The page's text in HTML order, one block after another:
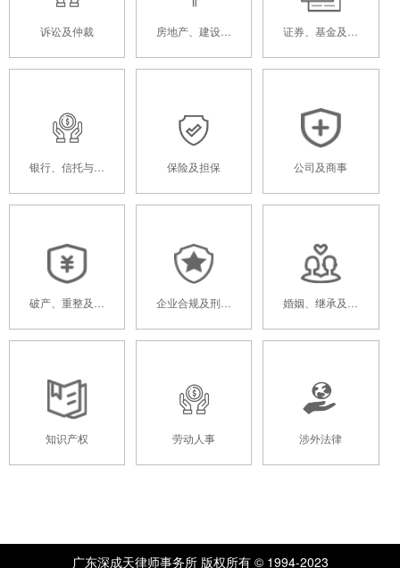
诉讼及仲裁
房地产、建设工
证券、基金及资
银行、信托与供
保险及担保 公司及商事
破产、重整及清
企业合规及刑事
婚姻、继承及家
知识产权 劳动人事 涉外法律
广东深成天律师事务所 版权所有 © 1994-2023